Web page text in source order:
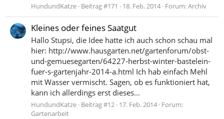
HundundKatze Beitrag #171 18. Feb. 2014 Forum:Archiv
Kleines oder feines Saatgut
Hallo Stupsi, die Idee hatte ich auch schon schau mal
hier: http://www.hausgarten.net/gartenforum/obst-
und-gemuesegarten/64227-herbst-winter-bastelein-
fuer-s-gartenjahr-2014-a.html Ich hab einfach Mehl
mit Wasser vermischt. Sagen, ob es funktioniert hat,
kann ich allerdings erst dieses...
HundundKatze Beitrag #12 17. Feb. 2014 Forum:
Gartenarbeit